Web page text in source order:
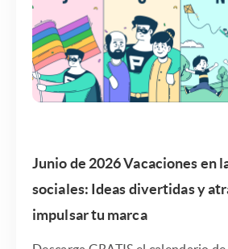
Junio de 2026 Vacaciones en
sociales: Ideas divertidas y
impulsar tu marca